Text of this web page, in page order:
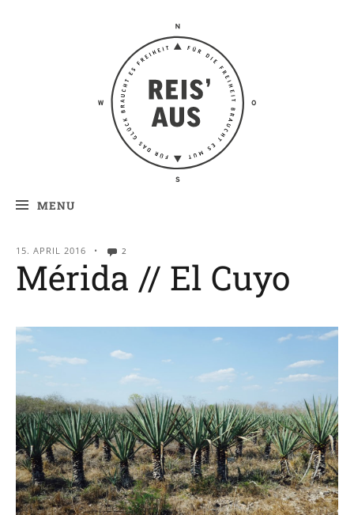
Reis' aus –
Reiseblog
MENU
15. APRIL 2016 • 2
Mérida // El Cuyo